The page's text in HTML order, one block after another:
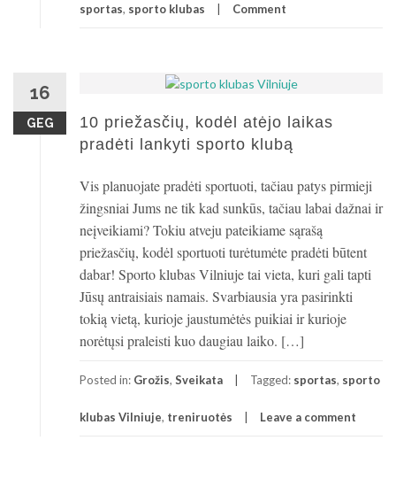
sportas, sporto klubas Comment
16
GEG
10 priežasčių, kodėl atėjo laikas
pradėti lankyti sporto klubą
Vis planuojate pradėti sportuoti, tačiau patys pirmieji
žingsniai Jums ne tik kad sunkūs, tačiau labai dažnai ir
neįveikiami? Tokiu atveju pateikiame sąrašą
priežasčių, kodėl sportuoti turėtumėte pradėti būtent
dabar! Sporto klubas Vilniuje tai vieta, kuri gali tapti
Jūsų antraisiais namais. Svarbiausia yra pasirinkti
tokią vietą, kurioje jaustumėtės puikiai ir kurioje
norėtųsi praleisti kuo daugiau laiko. […]
Posted in: Grožis, Sveikata Tagged: sportas, sporto
klubas Vilniuje, treniruotės Leave a comment